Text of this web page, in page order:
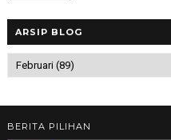
ARSIP BLOG
BERITA PILIHAN